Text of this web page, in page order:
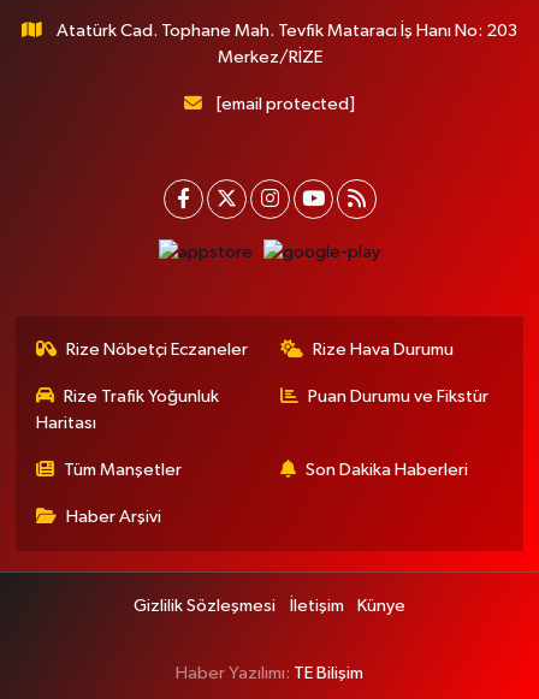
Atatürk Cad. Tophane Mah. Tevfik Mataracı İş Hanı No: 203
Merkez/RİZE
[email protected]
Rize Nöbetçi Eczaneler Rize Hava Durumu
Rize Trafik Yoğunluk
Haritası
Puan Durumu ve Fikstür
Tüm Manşetler Son Dakika Haberleri
Haber Arşivi
Gizlilik Sözleşmesi İletişim Künye
Haber Yazılımı: TE Bilişim